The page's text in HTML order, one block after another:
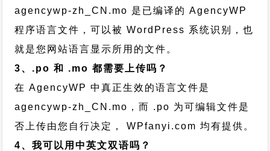
agencywp-zh_CN.mo 是已编译的 AgencyWP
程序语言文件，可以被 WordPress 系统识别，也
就是您网站语言显示所用的文件。
3、.po 和 .mo 都需要上传吗？
在 AgencyWP 中真正生效的语言文件是
agencywp-zh_CN.mo，而 .po 为可编辑文件是
否上传由您自行决定， WPfanyi.com 均有提供。
4、我可以用中英文双语吗？